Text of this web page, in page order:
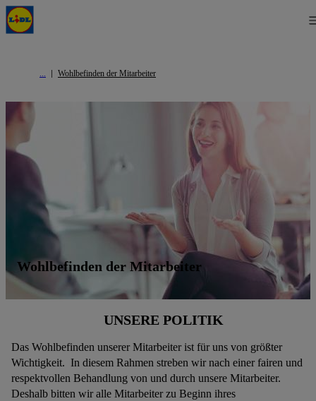
Wohlbefinden der Mitarbeiter
Wohlbefinden der Mitarbeiter
UNSERE POLITIK
Das Wohlbefinden unserer Mitarbeiter ist für uns von größter
Wichtigkeit. In diesem Rahmen streben wir nach einer fairen und
respektvollen Behandlung von und durch unsere Mitarbeiter.
Deshalb bitten wir alle Mitarbeiter zu Beginn ihres